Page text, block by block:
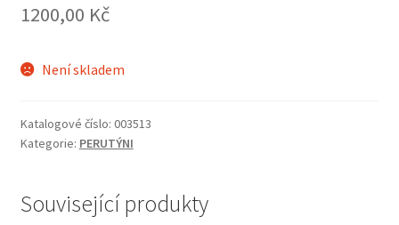
1200,00 Kč
Není skladem
Katalogové číslo: 003513
Kategorie: PERUTÝNI
Související produkty